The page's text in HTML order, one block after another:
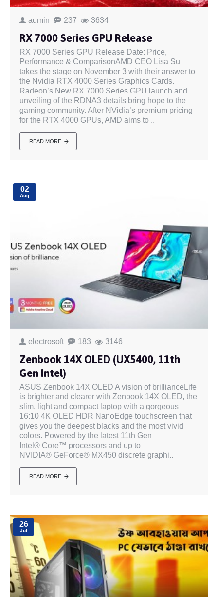
admin 237 3634
RX 7000 Series GPU Release
RX 7000 Series GPU Release Date: Price,
Performance & ComparisonAMD CEO Lisa Su
takes the stage on November 3 with their answer to
the Nvidia RTX 4000 Series Graphics Cards.
Radeon’s New RX 7000 Series GPU launch and
unveiling of the RDNA3 details bring hope to the
gaming community. After NVidia’s premium pricing
for the RTX 4000 GPUs, AMD aims to ..
READ MORE
02
Aug
electrosoft 183 3146
Zenbook 14X OLED (UX5400, 11th
Gen Intel)
ASUS Zenbook 14X OLED A vision of brillianceLife
is brighter and clearer with Zenbook 14X OLED, the
slim, light and compact laptop with a gorgeous
16:10 4K OLED HDR NanoEdge touchscreen that
gives you the deepest blacks and the most vivid
colors. Powered by the latest 11th Gen
Intel® Core™ processors and up to
NVIDIA® GeForce® MX450 discrete graphi..
READ MORE
26
Jul